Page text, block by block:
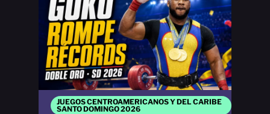
JUEGOS CENTROAMERICANOS Y DEL CARIBE
SANTO DOMINGO 2026